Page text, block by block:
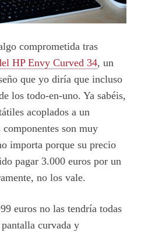
comprometida tras
HP Envy Curved 34, un
que yo diría que incluso
los todo-en-uno. Ya sabéis,
acoplados a un
son muy
importa porque su precio
pagar 3.000 euros por un
no los vale.
euros no las tendría todas
curvada y